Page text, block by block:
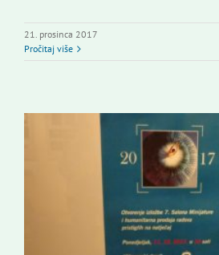
21. prosinca 2017
Pročitaj više